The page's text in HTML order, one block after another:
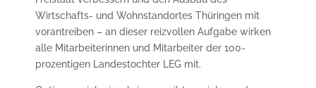
Wirtschafts- und Wohnstandortes Thüringen mit
vorantreiben – an dieser reizvollen Aufgabe wirken
alle Mitarbeiterinnen und Mitarbeiter der 100-
prozentigen Landestochter LEG mit.